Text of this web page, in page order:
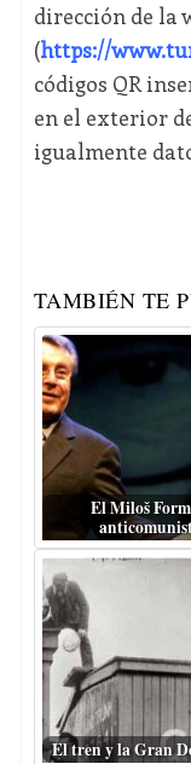
dirección de la
(https://
códigos QR
en el exterior
igualmente
TAMBIÉN TE
El Miloš
El tren y la Gran